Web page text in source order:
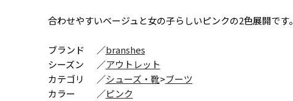
合わせやすいベージュと女の子らしいピンクの2色展開です。
ブランド ／branshes
シーズン
／アウトレット
カテゴリ
／シューズ・靴>ブーツ
カラー
／ピンク